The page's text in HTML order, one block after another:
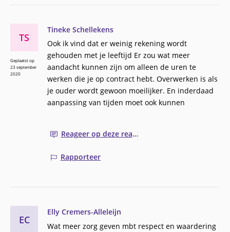
Tineke Schellekens
Ook ik vind dat er weinig rekening wordt
gehouden met je leeftijd Er zou wat meer
aandacht kunnen zijn om alleen de uren te
werken die je op contract hebt. Overwerken is als
je ouder wordt gewoon moeilijker. En inderdaad
aanpassing van tijden moet ook kunnen
Reageer op deze reactie
Rapporteer
TS
Geplaatst op
23 september
2020
Elly Cremers-Alleleijn
Wat meer zorg geven mbt respect en waardering
EC